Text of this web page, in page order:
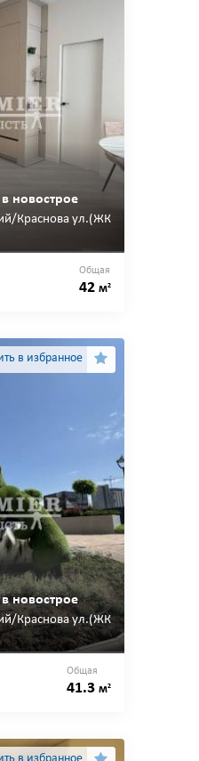
новострое
Краснова ул.(ЖК
Общая
42 м2
в избранное
новострое
Краснова ул.(ЖК
Общая
41.3 м2